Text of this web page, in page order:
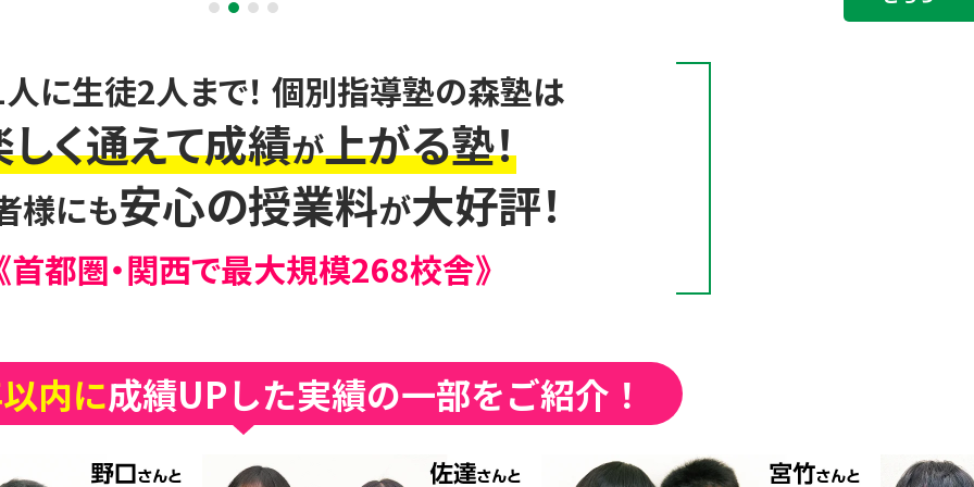
に生徒2人まで！ 個別指導塾の森塾は
く通えて成績が上がる塾！
様にも安心の授業料が大好評！
首都圏・関西で最大規模268校舎》
内に成績UPした実績の一部をご紹介！